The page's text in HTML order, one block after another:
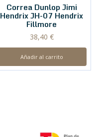
Correa Dunlop Jimi
Hendrix JH-07 Hendrix
Fillmore
38,40 €
Añadir al carrito